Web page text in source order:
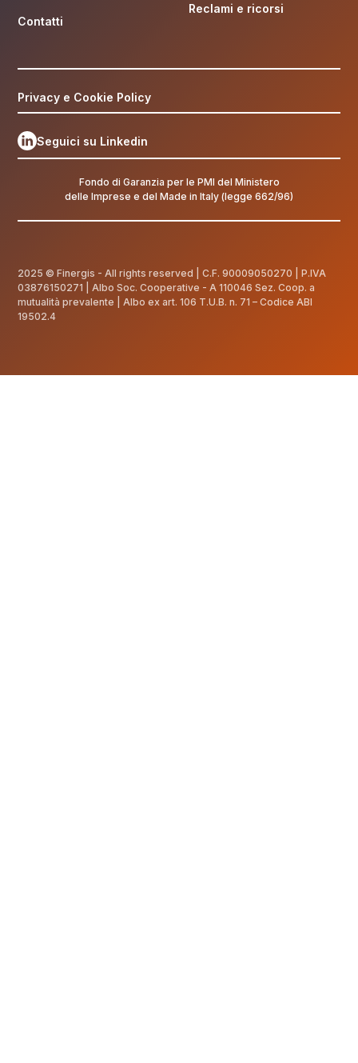
Contatti
Reclami e ricorsi
Privacy e Cookie Policy
Seguici su Linkedin
Fondo di Garanzia per le PMI del Ministero
delle Imprese e del Made in Italy (legge 662/96)
2025 © Finergis - All rights reserved | C.F.90009050270 | P.IVA
03876150271 | Albo Soc. Cooperative - A 110046 Sez. Coop. a
mutualità prevalente | Albo ex art. 106 T.U.B. n. 71 – Codice ABI
19502.4